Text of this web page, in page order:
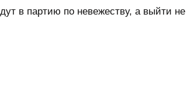
в партию по невежеству, а выйти не